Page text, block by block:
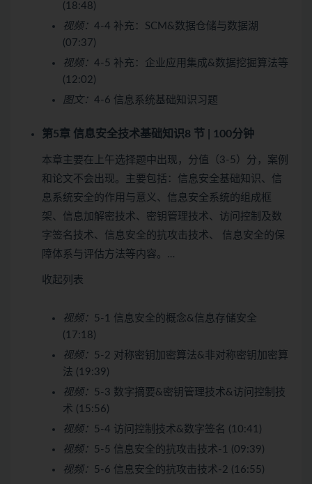
(18:48)
视频： 4-4 补充：SCM&数据仓储与数据湖
(07:37)
视频： 4-5 补充：企业应用集成&数据挖掘算法等
(12:02)
图文： 4-6 信息系统基础知识习题
第5章 信息安全技术基础知识8 节 | 100分钟
本章主要在上午选择题中出现，分值（3-5）分，案例
和论文不会出现。主要包括：信息安全基础知识、信
息系统安全的作用与意义、信息安全系统的组成框
架、信息加解密技术、密钥管理技术、访问控制及数
字签名技术、信息安全的抗攻击技术、 信息安全的保
障体系与评估方法等内容。…
收起列表
视频： 5-1 信息安全的概念&信息存储安全
(17:18)
视频： 5-2 对称密钥加密算法&非对称密钥加密算
法 (19:39)
视频： 5-3 数字摘要&密钥管理技术&访问控制技
术 (15:56)
视频： 5-4 访问控制技术&数字签名 (10:41)
视频： 5-5 信息安全的抗攻击技术-1 (09:39)
视频： 5-6 信息安全的抗攻击技术-2 (16:55)